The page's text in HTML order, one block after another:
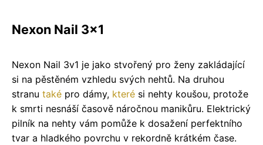
Nexon Nail 3x1
Nexon Nail 3v1 je jako stvořený pro ženy zakládající
si na pěstěném vzhledu svých nehtů. Na druhou
stranu také pro dámy, které si nehty koušou, protože
k smrti nesnáší časově náročnou manikůru. Elektrický
pilník na nehty vám pomůže k dosažení perfektního
tvar a hladkého povrchu v rekordně krátkém čase.